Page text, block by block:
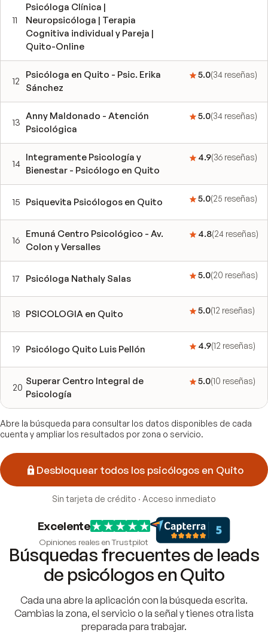
11
Psicóloga Clínica |
Neuropsicóloga | Terapia
Cognitiva individual y Pareja |
Quito-Online
12
Psicóloga en Quito - Psic. Erika
Sánchez
5.0(34 reseñas)
13
Anny Maldonado - Atención
Psicológica
5.0(34 reseñas)
14
Integramente Psicología y
Bienestar - Psicólogo en Quito
4.9(36 reseñas)
15 Psiquevita Psicólogos en Quito 5.0(25 reseñas)
16
Emuná Centro Psicológico - Av.
Colon y Versalles
4.8(24 reseñas)
17 Psicóloga Nathaly Salas 5.0(20 reseñas)
18 PSICOLOGIA en Quito 5.0(12 reseñas)
19 Psicólogo Quito Luis Pellón 4.9(12 reseñas)
20
Superar Centro Integral de
Psicología
5.0(10 reseñas)
Abre la búsqueda para consultar los datos disponibles de cada
cuenta y ampliar los resultados por zona o servicio.
Desbloquear todos los psicólogos en Quito
Sin tarjeta de crédito · Acceso inmediato
Excelente
Opiniones reales en Trustpilot
Búsquedas frecuentes de leads
de psicólogos en Quito
Cada una abre la aplicación con la búsqueda escrita.
Cambias la zona, el servicio o la señal y tienes otra lista
preparada para trabajar.